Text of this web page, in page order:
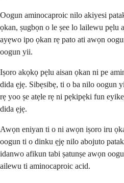
Oogun aminocaproic nilo akiyesi
ọkan, ṣugbọn o le ṣee lo lailewu pẹlu
ayẹwo ipo ọkan rẹ pato ati awọn
oogun yii.
Iṣoro akọkọ pẹlu aisan ọkan ni pe
dida ẹjẹ. Sibẹsibẹ, ti o ba nilo oogun
rẹ yoo ṣe atẹle rẹ ni pẹkipẹki fun
dida ẹjẹ.
Awọn eniyan ti o ni awọn iṣoro iru
oogun ti o dinku ẹjẹ nilo abojuto
idanwo afikun tabi ṣatunṣe awọn
ailewu ti aminocaproic acid.